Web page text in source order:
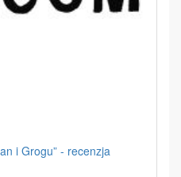
i Grogu” - recenzja